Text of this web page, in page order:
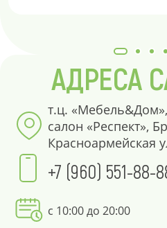
АДРЕСА
т.ц.
салон «Респект»,
Красноармейская
+7 (960) 551-88-
с 10:00 до 20:00